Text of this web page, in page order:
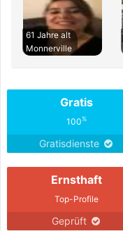
61 Jahre alt
Monnerville
Gratis
100%
Gratisdienste
Ernsthaft
Top-Profile
Geprüft